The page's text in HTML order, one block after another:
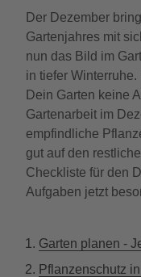
Der Dezember
Gartenjahres mit
nun das Bild im
in tiefer
Dein Garten keine
Gartenarbeit im
empfindliche
gut auf den
Checkliste für den
Aufgaben jetzt
Garten planen -
Pflanzenschutz